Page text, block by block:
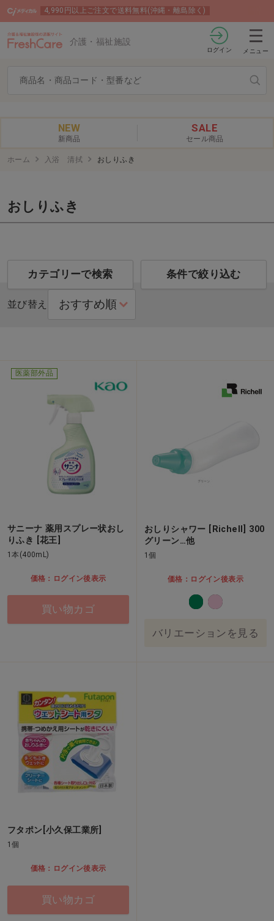
4,990円以上ご注文で送料無料(沖縄・離島除く)
介護・福祉施設
ログイン メニュー
NEW
新商品
SALE
セール商品
ホーム 入浴 清拭 おしりふき
おしりふき
カテゴリーで検索 条件で絞り込む
並び替え
医薬部外品
サニーナ 薬用スプレー状おし
りふき [花王]
1本(400mL)
価格：ログイン後表示
買い物カゴ
おしりシャワー [Richell] 300
グリーン…他
1個
価格：ログイン後表示
バリエーションを見る
フタポン[小久保工業所]
1個
価格：ログイン後表示
買い物カゴ